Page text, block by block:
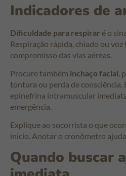
Indicadores de
Dificuldade para respirar é o
Respiração rápida, chiado ou
compromisso das vias aéreas.
Procure também inchaço facial,
tontura ou perda de consciência.
epinefrina intramuscular
emergência.
Explique ao socorrista o que
início. Anotar o cronômetro
Quando buscar